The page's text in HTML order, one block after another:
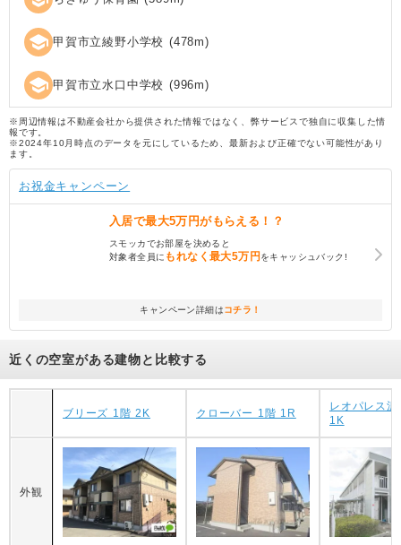
school 甲賀市立綾野小学校 (478m)
school 甲賀市立水口中学校 (996m)
※周辺情報は不動産会社から提供された情報ではなく、弊サービスで独自に収集した情
報です。
※2024年10月時点のデータを元にしているため、最新および正確でない可能性があり
ます。
お祝金キャンペーン
入居で最大5万円がもらえる！？
スモッカでお部屋を決めると
対象者全員に もれなく最大5万円をキャッシュバック!
キャンペーン詳細はコチラ！
近くの空室がある建物と比較する
ブリーズ 1階 2K クローバー 1階 1R
レオパレス
1K
外観